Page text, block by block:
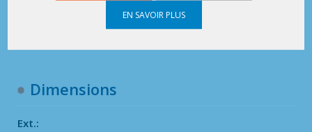
EN SAVOIR PLUS
Marquage par micro percussion
Dimensions
Ext.: